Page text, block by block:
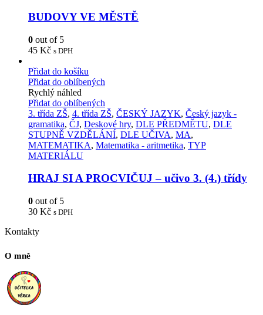
BUDOVY VE MĚSTĚ
0 out of 5
45 Kč s DPH
Přidat do košíku
Přidat do oblíbených
Rychlý náhled
Přidat do oblíbených
3. třída ZŠ, 4. třída ZŠ, ČESKÝ JAZYK, Český jazyk -
gramatika, ČJ, Deskové hry, DLE PŘEDMĚTU, DLE
STUPNĚ VZDĚLÁNÍ, DLE UČIVA, MA,
MATEMATIKA, Matematika - aritmetika, TYP
MATERIÁLU
HRAJ SI A PROCVIČUJ – učivo 3. (4.) třídy
0 out of 5
30 Kč s DPH
Kontakty
O mně